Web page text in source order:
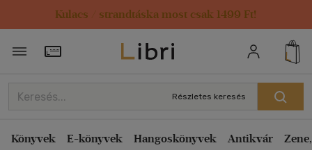
Kulacs / strandtáska most csak 1499 Ft!
Törzsvásárlói Kártya adatai
Részletes keresés
Könyvek E-könyvek Hangoskönyvek Antikvár
Rendezés
Kiadás éve szerint csökkenő
Ár szerint csökkenő